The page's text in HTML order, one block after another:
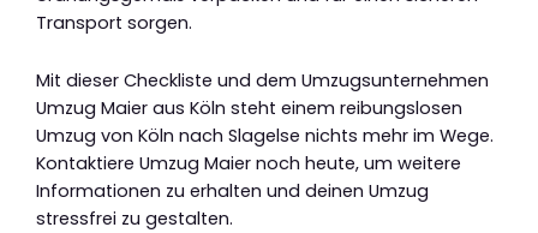
Transport sorgen.
Mit dieser Checkliste und dem Umzugsunternehmen
Umzug Maier aus Köln steht einem reibungslosen
Umzug von Köln nach Slagelse nichts mehr im Wege.
Kontaktiere Umzug Maier noch heute, um weitere
Informationen zu erhalten und deinen Umzug
stressfrei zu gestalten.